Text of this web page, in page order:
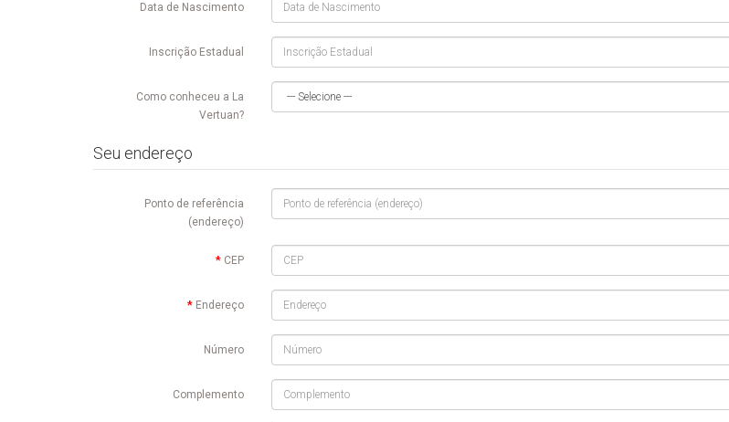
Data de Nascimento
Inscrição Estadual
Como conheceu a La
Vertuan?
Seu endereço
Ponto de referência
(endereço)
CEP
Endereço
Número
Complemento